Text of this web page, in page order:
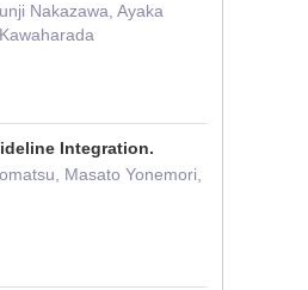
Nakazawa, Ayaka
Integration.
Masato Yonemori,